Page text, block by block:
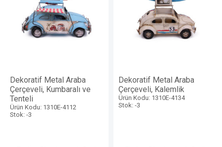
Dekoratif Metal Araba
Çerçeveli, Kumbaralı ve
Tenteli
Ürün Kodu: 1310E-4112
Stok: -3
Dekoratif Metal Araba
Çerçeveli, Kalemlik
Ürün Kodu: 1310E-4134
Stok: -3